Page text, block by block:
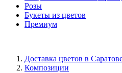
Розы
Букеты из цветов
Премиум
Доставка цветов в
Композиции